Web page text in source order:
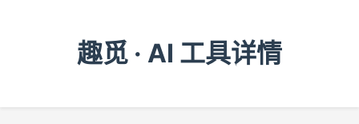
趣觅 · AI 工具详情